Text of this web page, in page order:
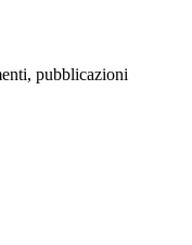
pubblicazioni